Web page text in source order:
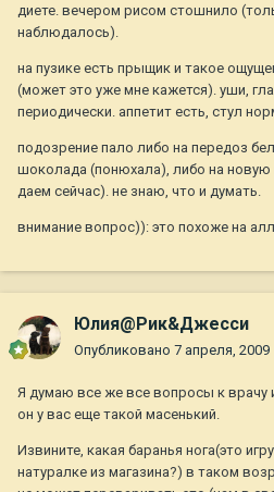
диете. вечером рисом стошнило
наблюдалось).
на пузике есть прыщик и такое
(может это уже мне кажется). уши,
периодически. аппетит есть, стул
подозрение пало либо на передоз
шоколада (понюхала), либо на новую
даем сейчас). не знаю, что и думать.
внимание вопрос)): это похоже на
Юлия@Рик&Джесси
Опубликовано 7 апреля, 2009
Я думаю все же все вопросы к врачу
он у вас еще такой масенький.
Извините, какая баранья нога(это
натуралке из магазина?) в таком